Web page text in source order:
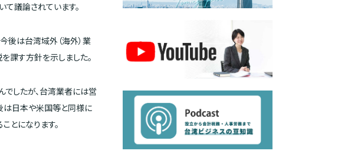
て議論されています。
後は台湾域外（海外）業
課す方針を示しました。
でしたが、台湾業者には営
は日本や米国等と同様に
とになります。